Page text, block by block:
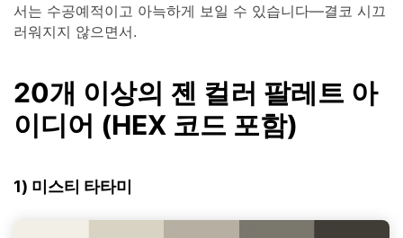
서는 수공예적이고 아늑하게 보일 수 있습니다—결코 시끄
러워지지 않으면서.
20개 이상의 젠 컬러 팔레트 아
이디어 (HEX 코드 포함)
1) 미스티 타타미